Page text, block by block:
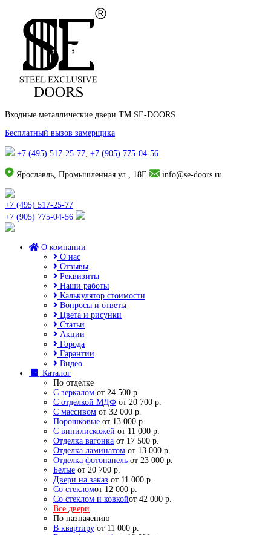
Входные металлические двери TM SE-DOORS
Бесплатный вызов замерщика
+7 (495) 517-25-77, +7 (905) 775-04-56
Ярославль, Промышленная ул., 18Е info@se-doors.ru
+7 (495) 517-25-77
+7 (905) 775-04-56
О компании
О нас
Отзывы
Реквизиты
Наши работы
Калькулятор стоимости
Вопросы и ответы
Цвета и рисунки
Статьи
Акции
Города
Гарантии
Видео
Каталог
По отделке
С зеркалом от 24 500 р.
С отделкой МДФ от 20 700 р.
С массивом от 32 000 р.
Порошковые от 13 000 р.
С винилискожей от 11 000 р.
Отделка вагонка от 17 500 р.
Отделка ламинатом от 13 000 р.
Отделка фотопанель от 23 000 р.
Белые от 20 700 р.
Двери на заказ от 11 000 р.
Со стекломот 12 000 р.
Со стеклом и ковкойот 42 000 р.
Все двери
По назначению
В квартиру от 11 000 р.